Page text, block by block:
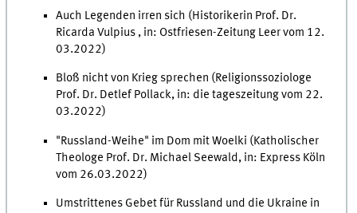
Auch Legenden irren sich (Historikerin Prof. Dr.
Ricarda Vulpius , in: Ostfriesen-Zeitung Leer vom 12.
03.2022)
Bloß nicht von Krieg sprechen (Religionssoziologe
Prof. Dr. Detlef Pollack, in: die tageszeitung vom 22.
03.2022)
"Russland-Weihe" im Dom mit Woelki (Katholischer
Theologe Prof. Dr. Michael Seewald, in: Express Köln
vom 26.03.2022)
Umstrittenes Gebet für Russland und die Ukraine in